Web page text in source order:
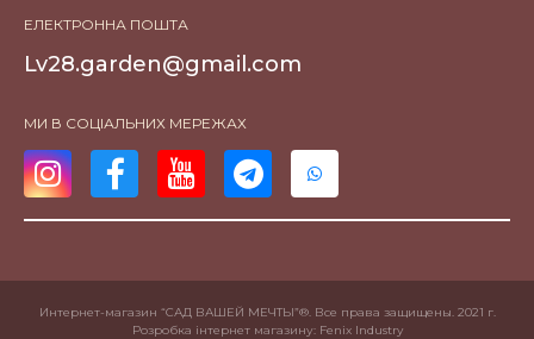
ЕЛЕКТРОННА ПОШТА
Lv28.garden@gmail.com
МИ В СОЦІАЛЬНИХ МЕРЕЖАХ
Интернет-магазин “САД ВАШЕЙ МЕЧТЫ”®. Все права защищены. 2021 г.
Розробка інтернет магазину: Fenix Industry